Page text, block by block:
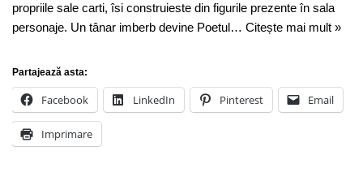
propriile sale carti, îsi construieste din figurile prezente în sala
personaje. Un tânar imberb devine Poetul… Citește mai mult »
Partajează asta:
Facebook LinkedIn Pinterest Email
Imprimare